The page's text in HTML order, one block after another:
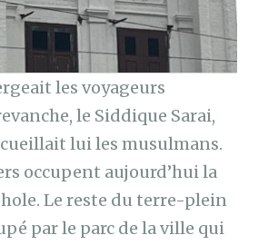
les voyageurs
le Siddique Sarai,
lui les musulmans.
occupent aujourd’hui la
Le reste du terre-plein
par le parc de la ville qui